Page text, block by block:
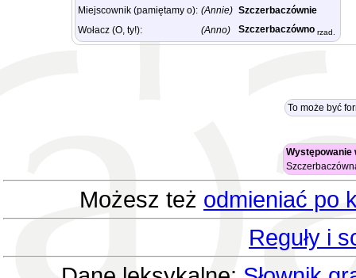
Miejscownik (pamiętamy o): (Annie) Szczerbaczównie
Wołacz (O, ty!):
(Anno) Szczerbaczówno rzad.
To może być
Występowanie
Możesz też odmieniać po
Reguły i